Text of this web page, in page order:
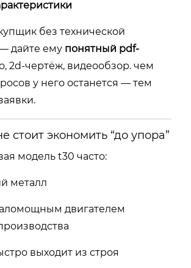
без технической
дайте ему понятный pdf-
2d-чертёж, видеообзор. чем
у него останется — тем
стоит экономить “до упора”
модель t30 часто:
металл
двигателем
выходит из строя